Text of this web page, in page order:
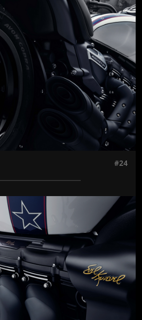
Jön még kép!
#24
Jön még kép!